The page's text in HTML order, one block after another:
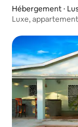
Hébergement ⋅
Luxe,